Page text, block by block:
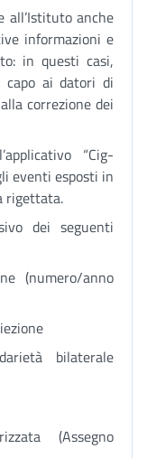
all’Istituto anche
informazioni e
in questi casi,
capo ai datori di
correzione dei
“Cig-
eventi esposti in
rigettata.
dei seguenti
(numero/anno
bilaterale
(Assegno